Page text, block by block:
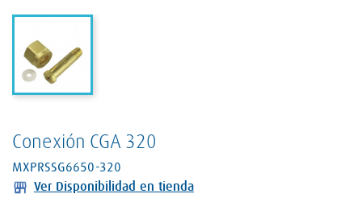
Conexión CGA 320
MXPRSSG6650-320
Ver Disponibilidad en tienda